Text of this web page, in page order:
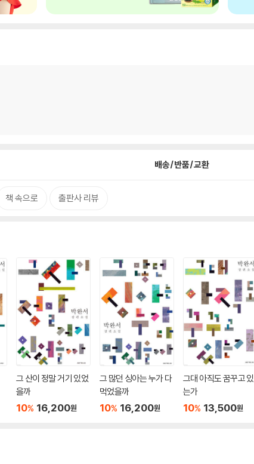
배송/반품/교환
책 속으로 출판사 리뷰
그 산이 정말 거기 있었
을까
10% 16,200원
그 많던 싱아는 누가 다
먹었을까
10% 16,200원
그대 아직도 꿈꾸고 있
는가
10% 13,500원